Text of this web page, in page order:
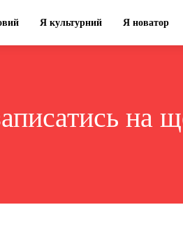
Я культурний Я новатор
на